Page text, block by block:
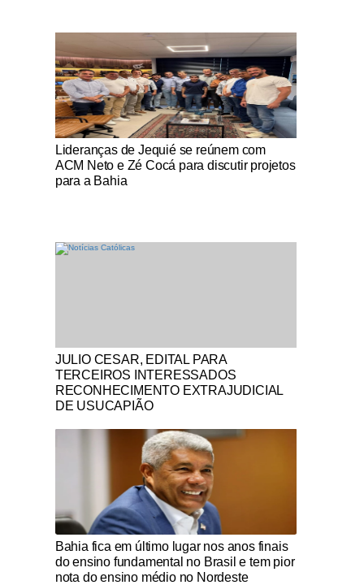
Notícias Católicas
Lideranças de Jequié se reúnem com
ACM Neto e Zé Cocá para discutir projetos
para a Bahia
Notícias Católicas
JULIO CESAR, EDITAL PARA
TERCEIROS INTERESSADOS
RECONHECIMENTO EXTRAJUDICIAL
DE USUCAPIÃO
Notícias Católicas
Bahia fica em último lugar nos anos finais
do ensino fundamental no Brasil e tem pior
nota do ensino médio no Nordeste